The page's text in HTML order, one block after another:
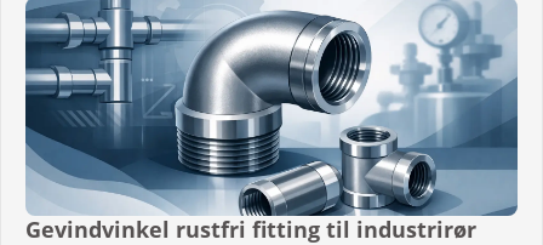
Gevindvinkel rustfri fitting til industrirør